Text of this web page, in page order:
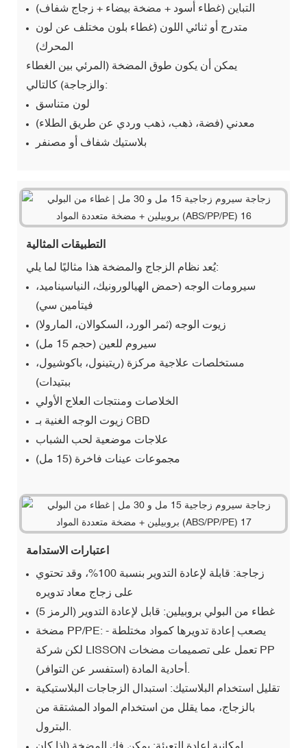
التباين (غطاء أسود + مضخة بيضاء + زجاج شفاف)
متدرج أو ثنائي اللون (غطاء بلون مختلف عن لون
المحرك)
يمكن أن يكون طوق المضخة (المرئي بين الغطاء
والزجاجة) كالتالي:
لون متناسق
معدني (فضة، ذهب، ذهب وردي عن طريق الطلاء)
بلاستيك شفاف أو مصنفر
التطبيقات المثالية
يُعد نظام الزجاج والمضخة هذا مثاليًا لما يلي:
سيرومات الوجه (حمض الهيالورونيك، النياسيناميد،
فيتامين سي)
زيوت الوجه (ثمر الورد، السكوالان، المارولا)
سيروم للعين (حجم 15 مل)
مستخلصات علاجية مركزة (ريتينول، باكوشيول،
ببتيدات)
الخلاصات ومنتجات العلاج الأولي
زيوت الوجه الغنية بـ CBD
علاجات موضعية لحب الشباب
مجموعات عينات فاخرة (15 مل)
اعتبارات الاستدامة
زجاجة: قابلة لإعادة التدوير بنسبة 100%، وقد تحتوي
على زجاج معاد تدويره
غطاء من البولي بروبيلين: قابل لإعادة التدوير (الرمز 5)
مضخة PP/PE: يصعب إعادة تدويرها كمواد مختلطة -
لكن شركة LISSON تعمل على تصميمات مضخات PP
تقليل استخدام البلاستيك: استبدال الزجاجات البلاستيكية
بالزجاج، مما يقلل من استخدام المواد المشتقة من
إمكانية إعادة التعبئة: يمكن فك المضخة (إذا كان